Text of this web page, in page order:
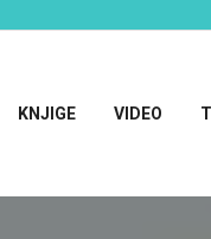
KNJIGE VIDEO